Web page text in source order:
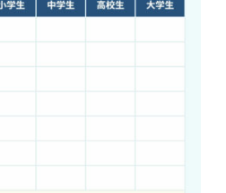
形成の基盤！ 徹底した自己分析